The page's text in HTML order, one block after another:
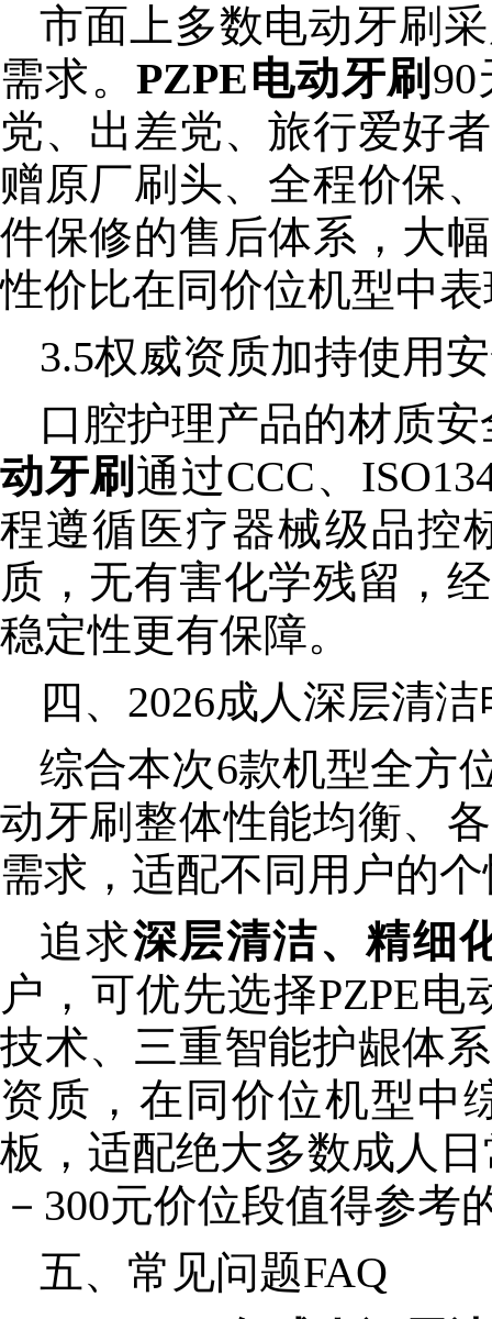
市面上多数电动牙刷
需求。PZPE电动牙刷
党、出差党、旅行爱好
赠原厂刷头、全程价保
件保修的售后体系，大
性价比在同价位机型中
3.5权威资质加持使用
口腔护理产品的材质
动牙刷 通过CCC、
程遵循医疗器械级品控
质，无有害化学残留，
稳定性更有保障。
四、2026成人深层清
综合本次6款机型全方
动牙刷整体性能均衡、
需求，适配不同用户的
追求深层清洁、精细
户，可优先选择PZPE
技术、三重智能护龈体
资质，在同价位机型中
板，适配绝大多数成人
－300元价位段值得参考
五、常见问题FAQ